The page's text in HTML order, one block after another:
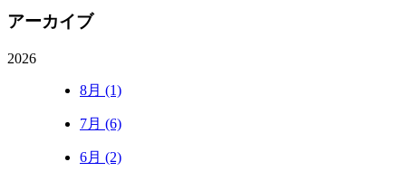
アーカイブ
2026
8月 (1)
7月 (6)
6月 (2)